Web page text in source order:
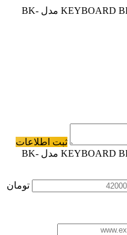
بازخورد شما درباره کیبورد KEYBOARD BEYOND مدل BK-
ثبت اطلاعات
گزارش قیمت برای کیبورد KEYBOARD BEYOND مدل BK-
تومان